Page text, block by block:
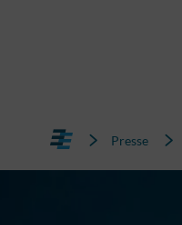
Presse